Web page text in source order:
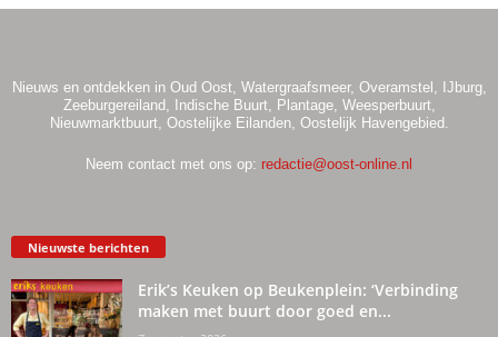
Nieuws en ontdekken in Oud Oost, Watergraafsmeer, Overamstel, IJburg,
Zeeburgereiland, Indische Buurt, Plantage, Weesperbuurt,
Nieuwmarktbuurt, Oostelijke Eilanden, Oostelijk Havengebied.
Neem contact met ons op: redactie@oost-online.nl
Nieuwste berichten
Erik’s Keuken op Beukenplein: ‘Verbinding
maken met buurt door goed en...